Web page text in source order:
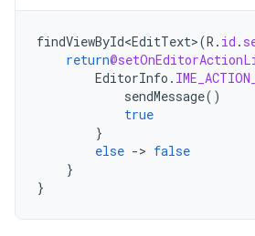
findViewById<EditText>(R . id .
return
EditorInfo .
sendMessage()
true
}
else -> false
}
}